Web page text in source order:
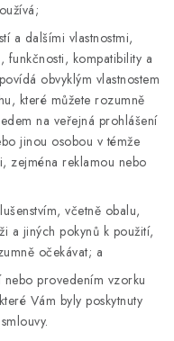
a dalšími vlastnostmi,
funkčnosti, kompatibility a
obvyklým vlastnostem
které můžete rozumně
na veřejná prohlášení
jinou osobou v témže
zejména reklamou nebo
včetně obalu,
a jiných pokynů k použití,
očekávat; a
provedením vzorku
Vám byly poskytnuty